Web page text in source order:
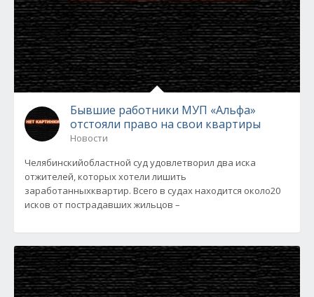
Бывшие работники МУП «Альфа»
отстояли право на свои квартиры
Новости
Челябинскийобластной суд удовлетворил два иска
отжителей, которых хотели лишить
заработанныхквартир. Всего в судах находится около20
исков от пострадавших жильцов –